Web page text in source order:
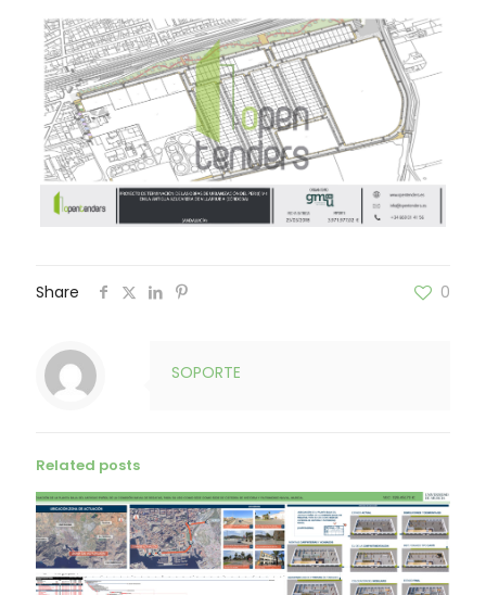
Share 0
SOPORTE
Related posts